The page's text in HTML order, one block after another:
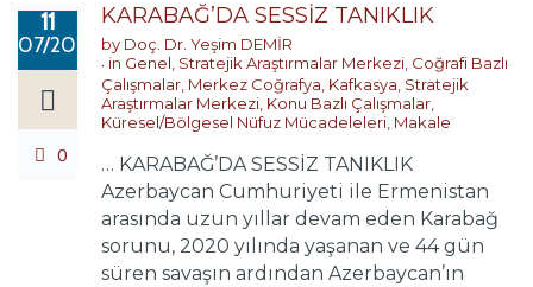
11
07/2026
0
KARABAĞ’DA SESSİZ TANIKLIK
by Doç. Dr. Yeşim DEMİR
in Genel Stratejik Araştırmalar Merkezi Coğrafi Bazlı
Çalışmalar Merkez Coğrafya Kafkasya Stratejik
Araştırmalar Merkezi Konu Bazlı Çalışmalar
Küresel/Bölgesel Nüfuz Mücadeleleri Makale
… KARABAĞ’DA SESSİZ TANIKLIK
Azerbaycan Cumhuriyeti ile Ermenistan
arasında uzun yıllar devam eden Karabağ
sorunu, 2020 yılında yaşanan ve 44 gün
süren savaşın ardından Azerbaycan’ın